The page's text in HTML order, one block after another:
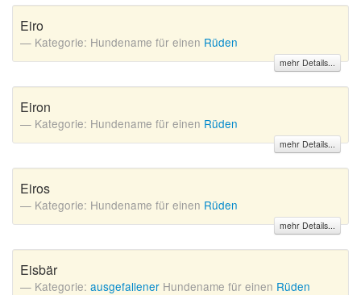
Eiro
Kategorie: Hundename für einen Rüden
mehr Details...
Eiron
Kategorie: Hundename für einen Rüden
mehr Details...
Eiros
Kategorie: Hundename für einen Rüden
mehr Details...
Eisbär
Kategorie: ausgefallener Hundename für einen Rüden